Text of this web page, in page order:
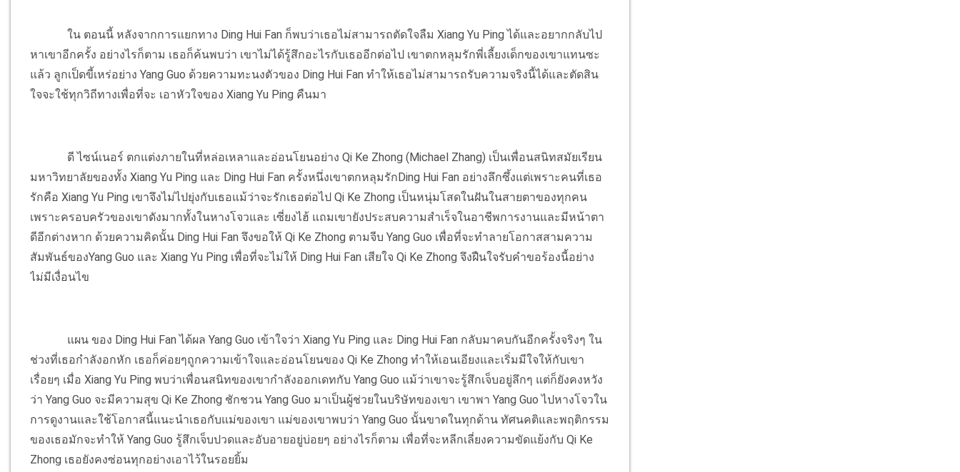
ใน ตอนนี้ หลังจากการแยกทาง Ding Hui Fan ก็พบว่าเธอไม่สามารถตัดใจลืม Xiang Yu Ping ได้และอยากกลับไป
หาเขาอีกครั้ง อย่างไรก็ตาม เธอก็ค้นพบว่า เขาไม่ได้รู้สึกอะไรกับเธออีกต่อไป เขาตกหลุมรักพี่เลี้ยงเด็กของเขาแทนซะ
แล้ว ลูกเป็ดขี้เหร่อย่าง Yang Guo ด้วยความทะนงตัวของ Ding Hui Fan ทำให้เธอไม่สามารถรับความจริงนี้ได้และตัดสิน
ใจจะใช้ทุกวิถีทางเพื่อที่จะ เอาหัวใจของ Xiang Yu Ping คืนมา
ดี ไซน์เนอร์ ตกแต่งภายในที่หล่อเหลาและอ่อนโยนอย่าง Qi Ke Zhong (Michael Zhang) เป็นเพื่อนสนิทสมัยเรียน
มหาวิทยาลัยของทั้ง Xiang Yu Ping และ Ding Hui Fan ครั้งหนึ่งเขาตกหลุมรักDing Hui Fan อย่างลึกซึ้งแต่เพราะคนที่เธอ
รักคือ Xiang Yu Ping เขาจึงไม่ไปยุ่งกับเธอแม้ว่าจะรักเธอต่อไป Qi Ke Zhong เป็นหนุ่มโสดในฝันในสายตาของทุกคน
เพราะครอบครัวของเขาดังมากทั้งในหางโจวและ เซี่ยงไฮ้ แถมเขายังประสบความสำเร็จในอาชีพการงานและมีหน้าตา
ดีอีกต่างหาก ด้วยความคิดนั้น Ding Hui Fan จึงขอให้ Qi Ke Zhong ตามจีบ Yang Guo เพื่อที่จะทำลายโอกาสสามความ
สัมพันธ์ของYang Guo และ Xiang Yu Ping เพื่อที่จะไม่ให้ Ding Hui Fan เสียใจ Qi Ke Zhong จึงฝืนใจรับคำขอร้องนี้อย่าง
ไม่มีเงื่อนไข
แผน ของ Ding Hui Fan ได้ผล Yang Guo เข้าใจว่า Xiang Yu Ping และ Ding Hui Fan กลับมาคบกันอีกครั้งจริงๆ ใน
ช่วงที่เธอกำลังอกหัก เธอก็ค่อยๆถูกความเข้าใจและอ่อนโยนของ Qi Ke Zhong ทำให้เอนเอียงและเริ่มมีใจให้กับเขา
เรื่อยๆ เมื่อ Xiang Yu Ping พบว่าเพื่อนสนิทของเขากำลังออกเดทกับ Yang Guo แม้ว่าเขาจะรู้สึกเจ็บอยู่ลึกๆ แต่ก็ยังคงหวัง
ว่า Yang Guo จะมีความสุข Qi Ke Zhong ชักชวน Yang Guo มาเป็นผู้ช่วยในบริษัทของเขา เขาพา Yang Guo ไปหางโจวใน
การดูงานและใช้โอกาสนี้แนะนำเธอกับแม่ของเขา แม่ของเขาพบว่า Yang Guo นั้นขาดในทุกด้าน ทัศนคติและพฤติกรรม
ของเธอมักจะทำให้ Yang Guo รู้สึกเจ็บปวดและอับอายอยู่บ่อยๆ อย่างไรก็ตาม เพื่อที่จะหลีกเลี่ยงความขัดแย้งกับ Qi Ke
Zhong เธอยังคงซ่อนทุกอย่างเอาไว้ในรอยยิ้ม